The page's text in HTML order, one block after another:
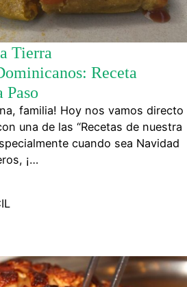
Tierra
Receta
Paso
familia! Hoy nos vamos directo
una de las “Recetas de nuestra
cuando sea Navidad
¡…